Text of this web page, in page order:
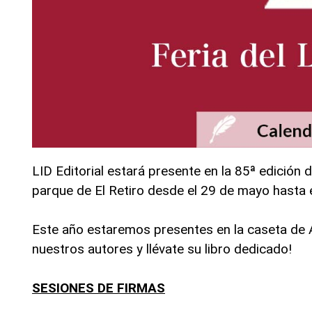
LID Editorial estará presente en la 85ª edición
parque de El Retiro desde el 29 de mayo hasta
Este año estaremos presentes en la caseta
nuestros autores y llévate su libro dedicado!
SESIONES DE FIRMAS